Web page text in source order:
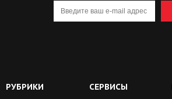
РУБРИКИ СЕРВИСЫ